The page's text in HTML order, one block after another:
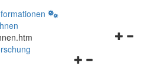
Navigationsmenü